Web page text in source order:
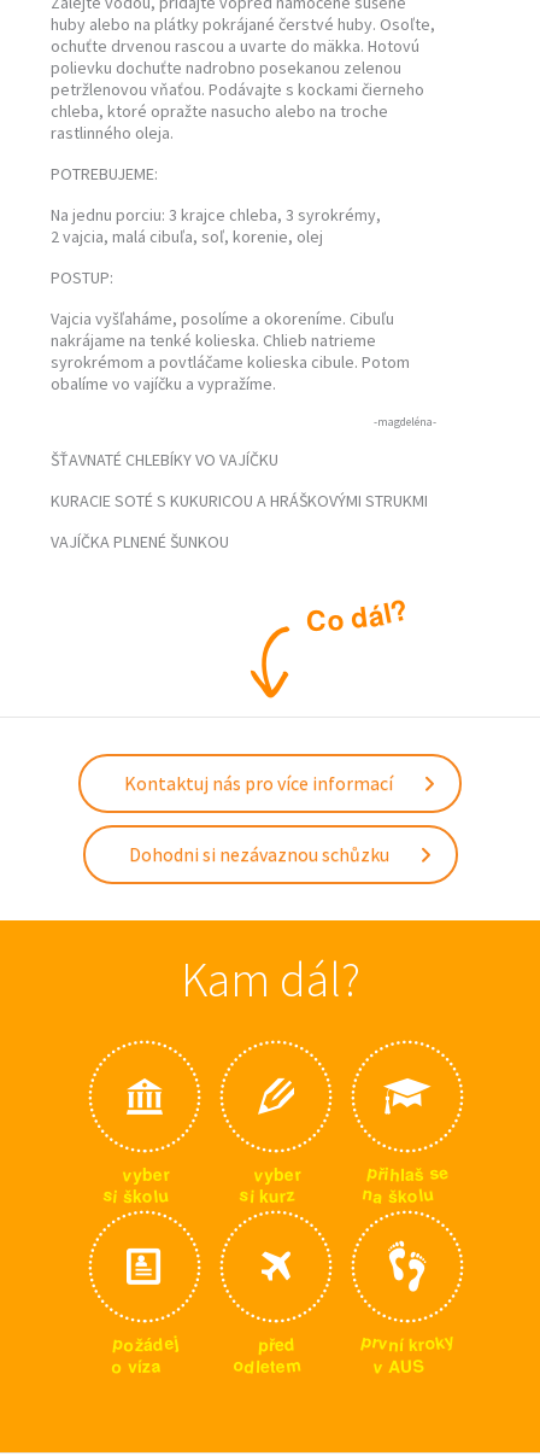
huby alebo na plátky pokrájané čerstvé huby. Osoľte,
ochuťte drvenou rascou a uvarte do mäkka. Hotovú
polievku dochuťte nadrobno posekanou zelenou
petržlenovou vňaťou. Podávajte s kockami čierneho
chleba, ktoré opražte nasucho alebo na troche
rastlinného oleja.
POTREBUJEME:
Na jednu porciu: 3 krajce chleba, 3 syrokrémy,
2 vajcia, malá cibuľa, soľ, korenie, olej
POSTUP:
Vajcia vyšľaháme, posolíme a okoreníme. Cibuľu
nakrájame na tenké kolieska. Chlieb natrieme
syrokrémom a povtláčame kolieska cibule. Potom
obalíme vo vajíčku a vypražíme.
-magdeléna-
ŠŤAVNATÉ CHLEBÍKY VO VAJÍČKU
KURACIE SOTÉ S KUKURICOU A HRÁŠKOVÝMI STRUKMI
VAJÍČKA PLNENÉ ŠUNKOU
Co dál?
Kontaktuj nás pro více informací
Dohodni si nezávaznou schůzku
Kam dál?
vyber
si školu
vyber
si kurz
přihlaš se
na školu
požádej
o víza
před
odletem
prvníkroky
v AUS